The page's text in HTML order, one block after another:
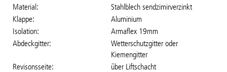
Material
Stahlblech sendzimirverzinkt
Klappe
Aluminium
Isolation
Armaflex 19mm
Abdeckgitter
Wetterschutzgitter oder
Kiemengitter
Revisonsseite
über Liftschacht